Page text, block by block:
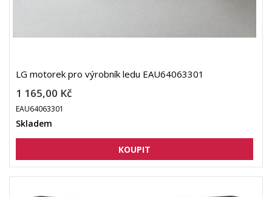
LG motorek pro výrobník ledu EAU64063301
1 165,00 Kč
EAU64063301
Skladem